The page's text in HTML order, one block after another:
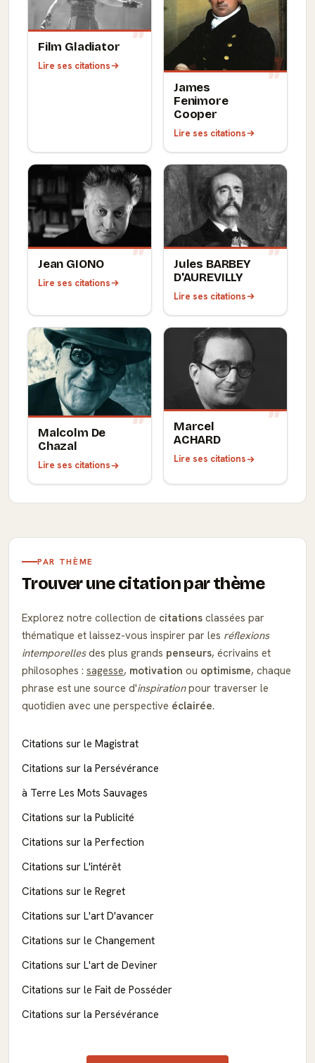
Film Gladiator
Lire ses citations
James
Fenimore
Cooper
Lire ses citations
Jean GIONO
Lire ses citations
Jules BARBEY
D'AUREVILLY
Lire ses citations
Malcolm De
Chazal
Lire ses citations
Marcel
ACHARD
Lire ses citations
PAR THÈME
Trouver une citation par thème
Explorez notre collection de citations classées par
thématique et laissez-vous inspirer par les réflexions
intemporellesdes plus grands penseurs, écrivains et
philosophes : sagesse, motivation ou optimisme, chaque
phrase est une source d'inspirationpour traverser le
quotidien avec une perspective éclairée.
Citations sur le Magistrat
Citations sur la Persévérance
à Terre Les Mots Sauvages
Citations sur la Publicité
Citations sur la Perfection
Citations sur L'intérêt
Citations sur le Regret
Citations sur L'art D'avancer
Citations sur le Changement
Citations sur L'art de Deviner
Citations sur le Fait de Posséder
Citations sur la Persévérance